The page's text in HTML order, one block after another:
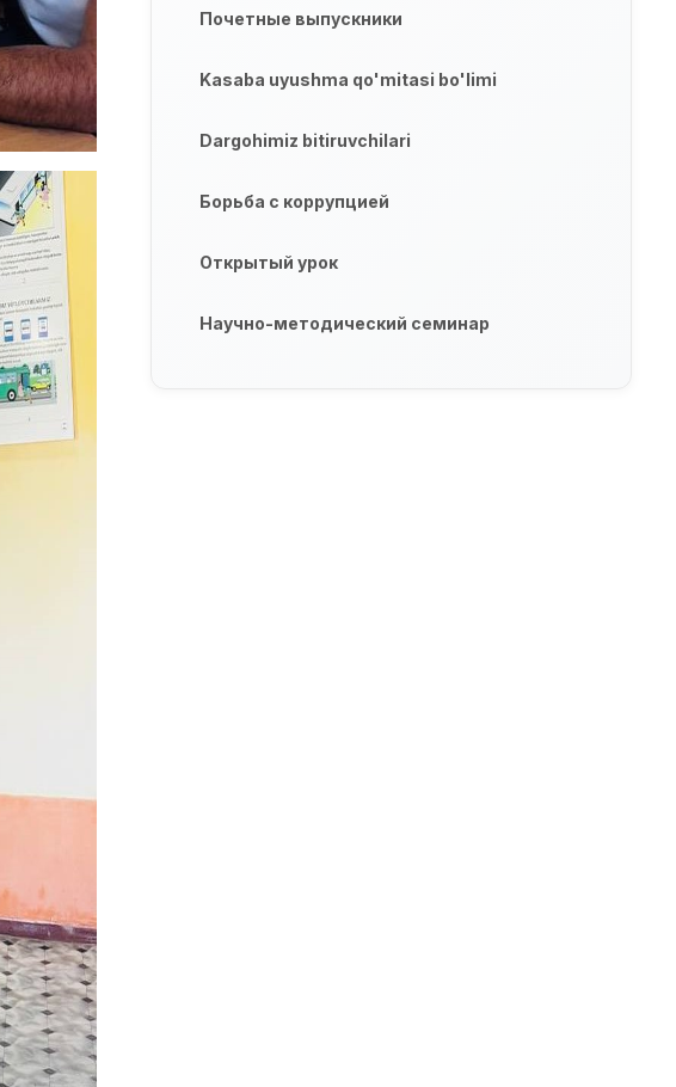
Почетные выпускники
Kasaba uyushma qo'mitasi bo'limi
Dargohimiz bitiruvchilari
Борьба с коррупцией
Открытый урок
Научно-методический семинар